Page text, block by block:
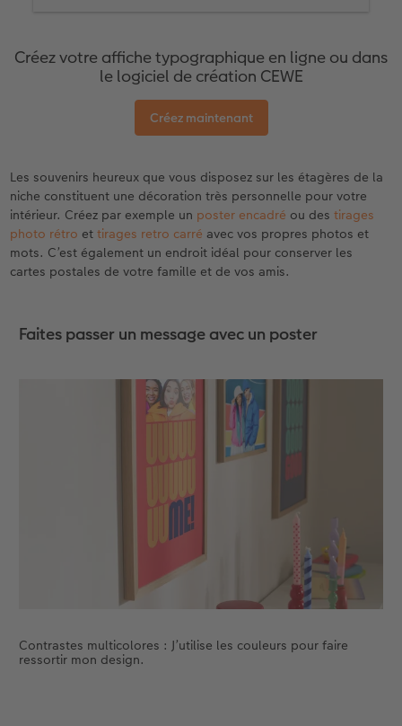
Passons maintenant à la typographie : Dans
la section « Texte », j’ajoute une zone de texte
manque plus que la police. Je peux
simplement la saisir, la modifier et la déplacer
lettres avec précision.
J’adore expérimenter avec le texte : Je teste
différentes couleurs, je modifie l’espacement
entre les lettres et les lignes ou encore, je
joue avec les tailles et les polices. Je continue
jusqu’à ce que j’aie le sentiment que tout est
très différent lorsqu’elles sont par exemple à
assemblées pour former de nouvelles lettres.
C’est ce qui me fascine dans la création libre : Je
découvre sans cesse de nouvelles choses.
Créez votre affiche typographique en ligne ou dans
le logiciel de création CEWE
Créez maintenant
Les souvenirs heureux que vous disposez sur les étagères de la
niche constituent une décoration très personnelle pour votre
intérieur. Créez par exemple un poster encadré ou destirages
photo rétro ettirages retro carré avec vos propres photos et
mots. C’est également un endroit idéal pour conserver les
cartes postales de votre famille et de vos amis.
Faites passer un message avec un poster
Contrastes multicolores : J’utilise les couleurs pour faire
ressortir mon design.